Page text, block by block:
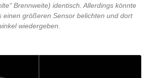
Brennweite) identisch. Allerdings könnte
einen größeren Sensor belichten und dort
wiedergeben.